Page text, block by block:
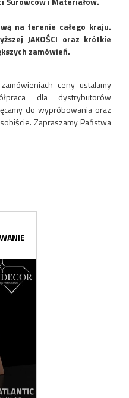
na terenie całego kraju.
JAKOŚCI oraz krótkie
zamówień.
ceny ustalamy
dla dystrybutorów
do wypróbowania oraz
Zapraszamy Państwa